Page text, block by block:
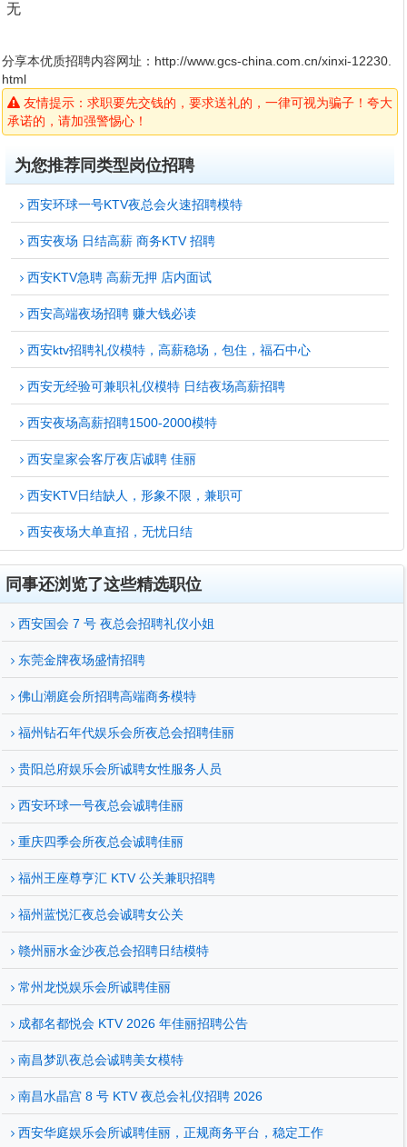
无
分享本优质招聘内容网址： http://www.gcs-china.com.cn/xinxi-12230.
html
友情提示：求职要先交钱的，要求送礼的，一律可视为骗子！夸大
承诺的，请加强警惕心！
为您推荐同类型岗位招聘
西安环球一号KTV夜总会火速招聘模特
西安夜场 日结高薪 商务KTV 招聘
西安KTV急聘 高薪无押 店内面试
西安高端夜场招聘 赚大钱必读
西安ktv招聘礼仪模特，高薪稳场，包住，福石中心
西安无经验可兼职礼仪模特 日结夜场高薪招聘
西安夜场高薪招聘1500-2000模特
西安皇家会客厅夜店诚聘 佳丽
西安KTV日结缺人，形象不限，兼职可
西安夜场大单直招，无忧日结
同事还浏览了这些精选职位
西安国会 7 号 夜总会招聘礼仪小姐
东莞金牌夜场盛情招聘
佛山潮庭会所招聘高端商务模特
福州钻石年代娱乐会所夜总会招聘佳丽
贵阳总府娱乐会所诚聘女性服务人员
西安环球一号夜总会诚聘佳丽
重庆四季会所夜总会诚聘佳丽
福州王座尊亨汇 KTV 公关兼职招聘
福州蓝悦汇夜总会诚聘女公关
赣州丽水金沙夜总会招聘日结模特
常州龙悦娱乐会所诚聘佳丽
成都名都悦会 KTV 2026 年佳丽招聘公告
南昌梦趴夜总会诚聘美女模特
南昌水晶宫 8 号 KTV 夜总会礼仪招聘 2026
西安华庭娱乐会所诚聘佳丽，正规商务平台，稳定工作